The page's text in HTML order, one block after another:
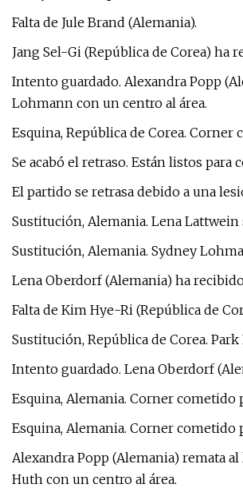
Falta de Jule Brand (Alemania).
Jang Sel-Gi (República de Corea) ha
Intento guardado. Alexandra Popp
Lohmann con un centro al área.
Esquina, República de Corea.
Se acabó el retraso. Están listos para
El partido se retrasa debido a una
Sustitución, Alemania. Lena Lattwein
Sustitución, Alemania. Sydney
Lena Oberdorf (Alemania) ha
Falta de Kim Hye-Ri (República de
Sustitución, República de Corea.
Intento guardado. Lena Oberdorf
Esquina, Alemania. Corner cometido
Esquina, Alemania. Corner cometido
Alexandra Popp (Alemania) remata
Huth con un centro al área.